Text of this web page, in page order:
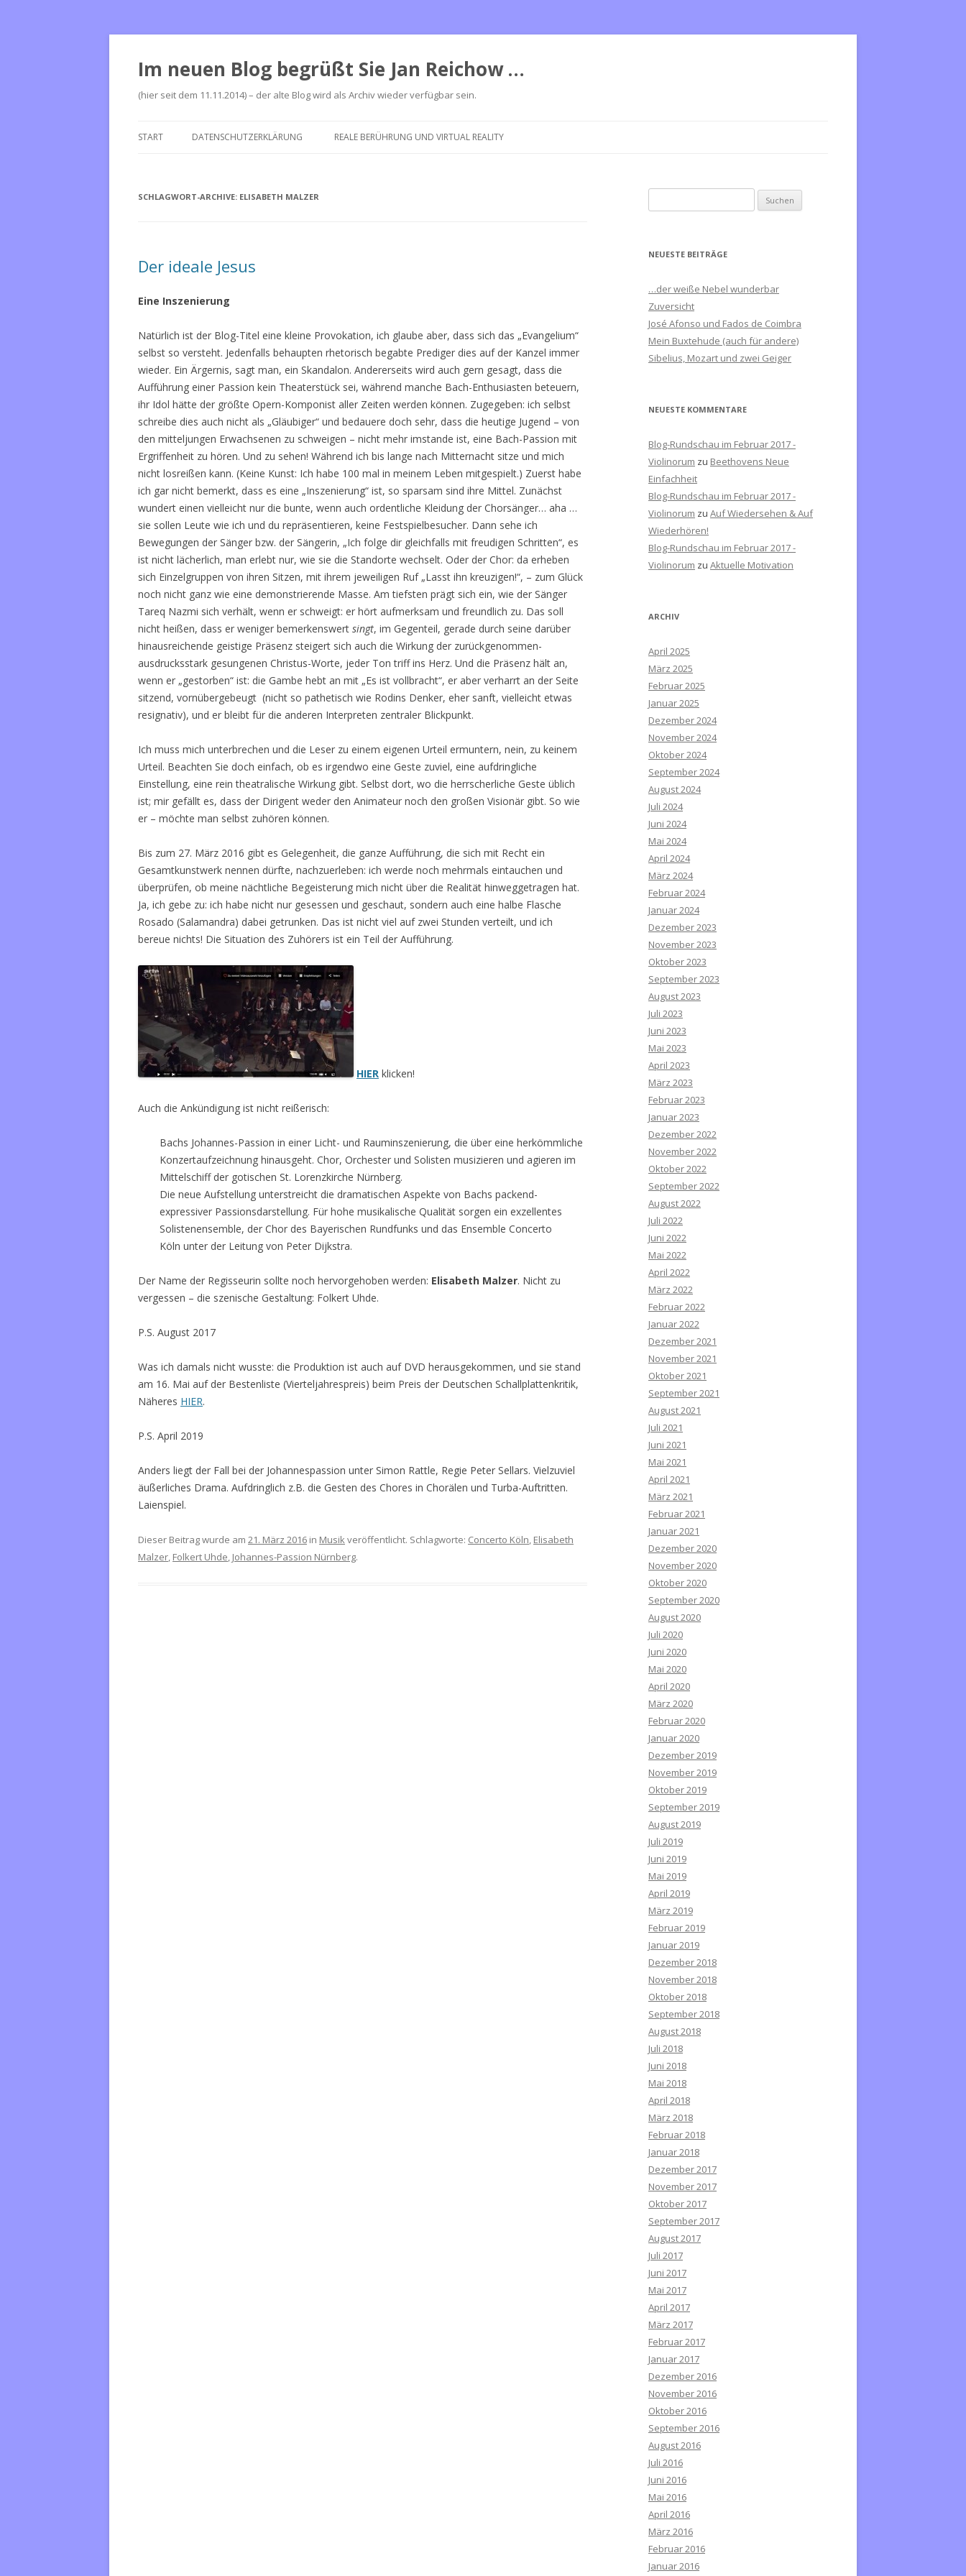
Im neuen Blog begrüßt Sie Jan Reichow …
(hier seit dem 11.11.2014) – der alte Blog wird als Archiv wieder verfügbar sein.
Inhalt
START DATENSCHUTZERKLÄRUNG REALE BERÜHRUNG UND VIRTUAL REALITY
SCHLAGWORT-ARCHIVE: ELISABETH MALZER
Der ideale Jesus
Eine Inszenierung
Natürlich ist der Blog-Titel eine kleine Provokation, ich glaube aber, dass sich das „Evangelium“
selbst so versteht. Jedenfalls behaupten rhetorisch begabte Prediger dies auf der Kanzel immer
wieder. Ein Ärgernis, sagt man, ein Skandalon. Andererseits wird auch gern gesagt, dass die
Aufführung einer Passion kein Theaterstück sei, während manche Bach-Enthusiasten beteuern,
ihr Idol hätte der größte Opern-Komponist aller Zeiten werden können. Zugegeben: ich selbst
schreibe dies auch nicht als „Gläubiger“ und bedauere doch sehr, dass die heutige Jugend – von
den mitteljungen Erwachsenen zu schweigen – nicht mehr imstande ist, eine Bach-Passion mit
Ergriffenheit zu hören. Und zu sehen! Während ich bis lange nach Mitternacht sitze und mich
nicht losreißen kann. (Keine Kunst: Ich habe 100 mal in meinem Leben mitgespielt.) Zuerst habe
ich gar nicht bemerkt, dass es eine „Inszenierung“ ist, so sparsam sind ihre Mittel. Zunächst
wundert einen vielleicht nur die bunte, wenn auch ordentliche Kleidung der Chorsänger… aha …
sie sollen Leute wie ich und du repräsentieren, keine Festspielbesucher. Dann sehe ich
Bewegungen der Sänger bzw. der Sängerin, „Ich folge dir gleichfalls mit freudigen Schritten“, es
ist nicht lächerlich, man erlebt nur, wie sie die Standorte wechselt. Oder der Chor: da erheben
sich Einzelgruppen von ihren Sitzen, mit ihrem jeweiligen Ruf „Lasst ihn kreuzigen!“, – zum Glück
noch nicht ganz wie eine demonstrierende Masse. Am tiefsten prägt sich ein, wie der Sänger
Tareq Nazmi sich verhält, wenn er schweigt: er hört aufmerksam und freundlich zu. Das soll
nicht heißen, dass er weniger bemerkenswert singt, im Gegenteil, gerade durch seine darüber
hinausreichende geistige Präsenz steigert sich auch die Wirkung der zurückgenommen-
ausdrucksstark gesungenen Christus-Worte, jeder Ton triff ins Herz. Und die Präsenz hält an,
wenn er „gestorben“ ist: die Gambe hebt an mit „Es ist vollbracht“, er aber verharrt an der Seite
sitzend, vornübergebeugt (nicht so pathetisch wie Rodins Denker, eher sanft, vielleicht etwas
resignativ), und er bleibt für die anderen Interpreten zentraler Blickpunkt.
Ich muss mich unterbrechen und die Leser zu einem eigenen Urteil ermuntern, nein, zu keinem
Urteil. Beachten Sie doch einfach, ob es irgendwo eine Geste zuviel, eine aufdringliche
Einstellung, eine rein theatralische Wirkung gibt. Selbst dort, wo die herrscherliche Geste üblich
ist; mir gefällt es, dass der Dirigent weder den Animateur noch den großen Visionär gibt. So wie
er – möchte man selbst zuhören können.
Bis zum 27. März 2016 gibt es Gelegenheit, die ganze Aufführung, die sich mit Recht ein
Gesamtkunstwerk nennen dürfte, nachzuerleben: ich werde noch mehrmals eintauchen und
überprüfen, ob meine nächtliche Begeisterung mich nicht über die Realität hinweggetragen hat.
Ja, ich gebe zu: ich habe nicht nur gesessen und geschaut, sondern auch eine halbe Flasche
Rosado (Salamandra) dabei getrunken. Das ist nicht viel auf zwei Stunden verteilt, und ich
bereue nichts! Die Situation des Zuhörers ist ein Teil der Aufführung.
HIER klicken!
Auch die Ankündigung ist nicht reißerisch:
Bachs Johannes-Passion in einer Licht- und Rauminszenierung, die über eine herkömmliche
Konzertaufzeichnung hinausgeht. Chor, Orchester und Solisten musizieren und agieren im
Mittelschiff der gotischen St. Lorenzkirche Nürnberg.
Die neue Aufstellung unterstreicht die dramatischen Aspekte von Bachs packend-
expressiver Passionsdarstellung. Für hohe musikalische Qualität sorgen ein exzellentes
Solistenensemble, der Chor des Bayerischen Rundfunks und das Ensemble Concerto
Köln unter der Leitung von Peter Dijkstra.
Der Name der Regisseurin sollte noch hervorgehoben werden: Elisabeth Malzer. Nicht zu
vergessen – die szenische Gestaltung: Folkert Uhde.
P.S. August 2017
Was ich damals nicht wusste: die Produktion ist auch auf DVD herausgekommen, und sie stand
am 16. Mai auf der Bestenliste (Vierteljahrespreis) beim Preis der Deutschen Schallplattenkritik,
Näheres HIER.
P.S. April 2019
Anders liegt der Fall bei der Johannespassion unter Simon Rattle, Regie Peter Sellars. Vielzuviel
äußerliches Drama. Aufdringlich z.B. die Gesten des Chores in Chorälen und Turba-Auftritten.
Laienspiel.
Dieser Beitrag wurde am 21. März 2016 in Musikveröffentlicht. Schlagworte: Concerto Köln, Elisabeth
Malzer, Folkert Uhde, Johannes-Passion Nürnberg.
u
h
n
a
c
h
NEUESTE BEITRÄGE
…der weiße Nebel wunderbar
Zuversicht
José Afonso und Fados de Coimbra
Mein Buxtehude (auch für andere)
Sibelius, Mozart und zwei Geiger
NEUESTE KOMMENTARE
Blog-Rundschau im Februar 2017 -
Violinorum zu Beethovens Neue
Einfachheit
Blog-Rundschau im Februar 2017 -
Violinorum zu Auf Wiedersehen & Auf
Wiederhören!
Blog-Rundschau im Februar 2017 -
Violinorum zu Aktuelle Motivation
ARCHIV
April 2025
März 2025
Februar 2025
Januar 2025
Dezember 2024
November 2024
Oktober 2024
September 2024
August 2024
Juli 2024
Juni 2024
Mai 2024
April 2024
März 2024
Februar 2024
Januar 2024
Dezember 2023
November 2023
Oktober 2023
September 2023
August 2023
Juli 2023
Juni 2023
Mai 2023
April 2023
März 2023
Februar 2023
Januar 2023
Dezember 2022
November 2022
Oktober 2022
September 2022
August 2022
Juli 2022
Juni 2022
Mai 2022
April 2022
März 2022
Februar 2022
Januar 2022
Dezember 2021
November 2021
Oktober 2021
September 2021
August 2021
Juli 2021
Juni 2021
Mai 2021
April 2021
März 2021
Februar 2021
Januar 2021
Dezember 2020
November 2020
Oktober 2020
September 2020
August 2020
Juli 2020
Juni 2020
Mai 2020
April 2020
März 2020
Februar 2020
Januar 2020
Dezember 2019
November 2019
Oktober 2019
September 2019
August 2019
Juli 2019
Juni 2019
Mai 2019
April 2019
März 2019
Februar 2019
Januar 2019
Dezember 2018
November 2018
Oktober 2018
September 2018
August 2018
Juli 2018
Juni 2018
Mai 2018
April 2018
März 2018
Februar 2018
Januar 2018
Dezember 2017
November 2017
Oktober 2017
September 2017
August 2017
Juli 2017
Juni 2017
Mai 2017
April 2017
März 2017
Februar 2017
Januar 2017
Dezember 2016
November 2016
Oktober 2016
September 2016
August 2016
Juli 2016
Juni 2016
Mai 2016
April 2016
März 2016
Februar 2016
Januar 2016